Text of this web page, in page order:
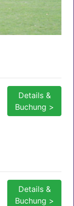
Details &
Buchung >
Details &
Buchung >